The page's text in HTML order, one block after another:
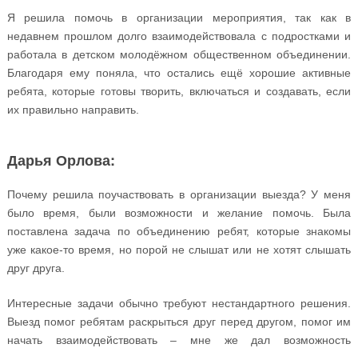
Я решила помочь в организации мероприятия, так как в
недавнем прошлом долго взаимодействовала с подростками и
работала в детском молодёжном общественном объединении.
Благодаря ему поняла, что остались ещё хорошие активные
ребята, которые готовы творить, включаться и создавать, если
их правильно направить.
Дарья Орлова:
Почему решила поучаствовать в организации выезда? У меня
было время, были возможности и желание помочь. Была
поставлена задача по объединению ребят, которые знакомы
уже какое-то время, но порой не слышат или не хотят слышать
друг друга.
Интересные задачи обычно требуют нестандартного решения.
Выезд помог ребятам раскрыться друг перед другом, помог им
начать взаимодействовать – мне же дал возможность